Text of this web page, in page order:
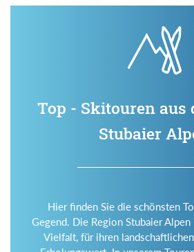
Top - Skitouren aus
Stubaier
Hier finden Sie die schönsten
Gegend. Die Region Stubaier
Vielfalt, für ihren